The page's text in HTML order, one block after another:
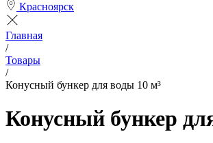
Красноярск
Главная
/
Товары
/
Конусный бункер для воды 10 м³
Конусный бункер